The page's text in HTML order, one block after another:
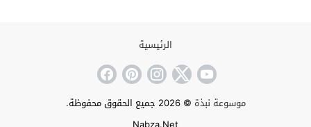
الرئيسية
موسوعة نبذة © 2026 جميع الحقوق محفوظة.